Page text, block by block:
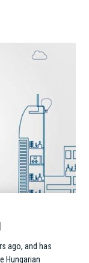
ago, and has
Hungarian